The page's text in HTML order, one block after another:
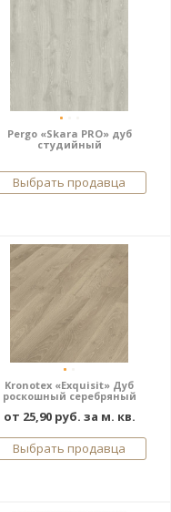
Pergo «Skara PRO» дуб
студийный
Выбрать продавца
Kronotex «Exquisit» Дуб
роскошный серебряный
от 25,90 руб. за м. кв.
Выбрать продавца